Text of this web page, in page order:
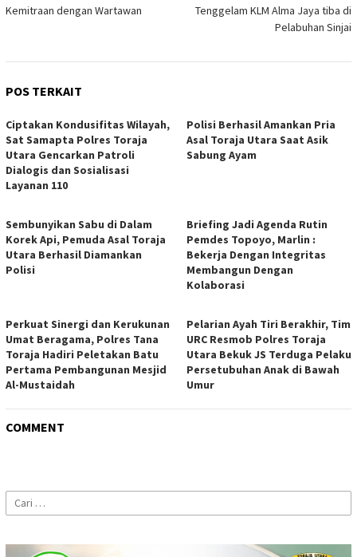
Kemitraan dengan Wartawan
Tenggelam KLM Alma Jaya tiba di
Pelabuhan Sinjai
POS TERKAIT
Ciptakan Kondusifitas Wilayah,
Sat Samapta Polres Toraja
Utara Gencarkan Patroli
Dialogis dan Sosialisasi
Layanan 110
Polisi Berhasil Amankan Pria
Asal Toraja Utara Saat Asik
Sabung Ayam
Sembunyikan Sabu di Dalam
Korek Api, Pemuda Asal Toraja
Utara Berhasil Diamankan
Polisi
Briefing Jadi Agenda Rutin
Pemdes Topoyo, Marlin :
Bekerja Dengan Integritas
Membangun Dengan
Kolaborasi
Perkuat Sinergi dan Kerukunan
Umat Beragama, Polres Tana
Toraja Hadiri Peletakan Batu
Pertama Pembangunan Mesjid
Al-Mustaidah
Pelarian Ayah Tiri Berakhir, Tim
URC Resmob Polres Toraja
Utara Bekuk JS Terduga Pelaku
Persetubuhan Anak di Bawah
Umur
COMMENT
Cari
untuk: